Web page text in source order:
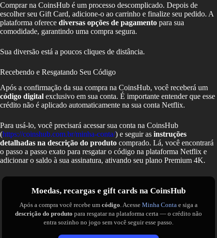
Comprar na CoinsHub é um processo descomplicado. Depois de
escolher seu Gift Card, adicione-o ao carrinho e finalize seu pedido. A
plataforma oferece diversas opções de pagamento para sua
comodidade, garantindo uma compra segura.
Sua diversão está a poucos cliques de distância.
Recebendo e Resgatando Seu Código
Após a confirmação da sua compra na CoinsHub, você receberá um
código digital exclusivo em sua conta. É importante entender que esse
crédito não é aplicado automaticamente na sua conta Netflix.
Para usá-lo, você precisará acessar sua conta na CoinsHub
(https://coinshub.com.br/minha-conta/) e seguir as instruções
detalhadas na descrição do produto comprado. Lá, você encontrará
o passo a passo exato para resgatar o código na plataforma Netflix e
adicionar o saldo à sua assinatura, ativando seu plano Premium 4K.
Moedas, recargas e gift cards na CoinsHub
Após a compra você recebe um código. Acesse Minha Conta e siga a
descrição do produto para resgatar na plataforma certa — o crédito não
entra sozinho no jogo sem você seguir esse passo.